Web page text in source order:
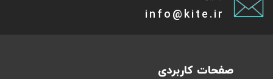
info@kite.ir
صفحات کاربردی